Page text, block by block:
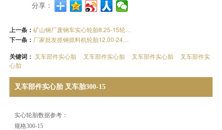
分享：
上一条： 矿山钢厂废钢车实心轮胎8.25-15轮胎防炸防扎免充气
下一条： 厂家批发抓钢抓料机轮胎12.00-24物料搬运机实心轮胎
关键词： 叉车部件实心胎 叉车部件实心胎 叉车部件实心胎
叉车部件实
心胎
叉车部件实心胎 叉车胎300-15
实心轮胎数据参考：
规格300-15